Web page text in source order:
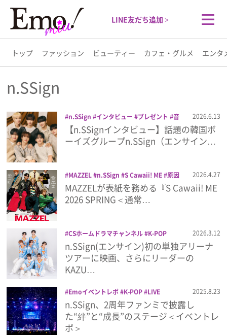
LINE友だち追加 >
トップ ファッション ビューティー カフェ・グルメ エンタ
トップ
ファッション
ビューティー
カフェ・グルメ
エンタメ
ライフスタイル
プレゼント
インタビュー
フィルム
n.SSign
n.SSign インタビュー プレゼント
音
楽
2026.6.13
【n.SSignインタビュー】話題の韓国ボ
ーイズグループn.SSign（エンサイン…
MAZZEL n.SSign S Cawaii! ME 原因
は自分にある。 雑誌
2026.4.27
MAZZELが表紙を務める『S Cawaii! ME
2026 SPRING＜通常…
CSホームドラマチャンネル
K-POP
n.SSign エンサイン スカパー！
ドキ
ュメンタリー 映画 音楽
2026.3.12
n.SSign(エンサイン)初の単独アリーナ
ツアーに映画、さらにリーダーの
KAZU…
Emoイベントレポ K-POP
LIVE
n.SSign
ライブ 音楽
2025.8.23
n.SSign、2周年ファンミで披露し
た“絆”と“成長”のステージ＜イベントレ
ポ＞